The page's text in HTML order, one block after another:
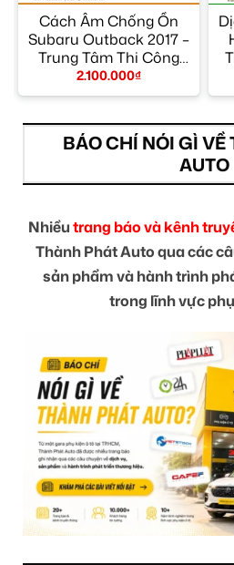
Cách Âm Chống Ồn
Subaru Outback 2017 –
Trung Tâm Thi Công
Chính Hãng TPHCM
2.100.000₫
BÁO CHÍ NÓI GÌ VỀ
AUTO
Nhiềutrang báo và kênh
Thành Phát Auto qua các
sản phẩm và hành trình
trong lĩnh vực